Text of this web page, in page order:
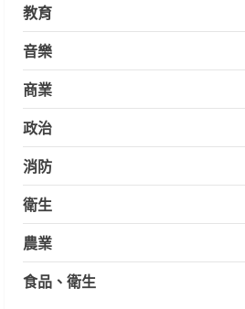
教育
音樂
商業
政治
消防
衛生
農業
食品、衛生